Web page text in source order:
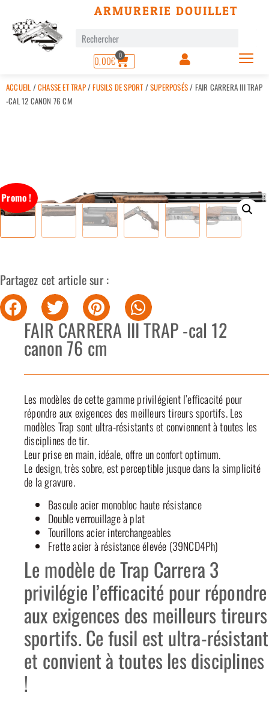
ARMURERIE DOUILLET
0,00€ 0
ACCUEIL /CHASSE ET TRAP/FUSILS DE SPORT /SUPERPOSÉS/ FAIR CARRERA III TRAP
-CAL 12 CANON 76 CM
Promo !
Partagez cet article sur :
FAIR CARRERA III TRAP -cal 12
canon 76 cm
Les modèles de cette gamme privilégient l’efficacité pour
répondre aux exigences des meilleurs tireurs sportifs. Les
modèles Trap sont ultra-résistants et conviennent à toutes les
disciplines de tir.
Leur prise en main, idéale, offre un confort optimum.
Le design, très sobre, est perceptible jusque dans la simplicité
de la gravure.
Bascule acier monobloc haute résistance
Double verrouillage à plat
Tourillons acier interchangeables
Frette acier à résistance élevée (39NCD4Ph)
Le modèle de Trap Carrera 3
privilégie l’efficacité pour répondre
aux exigences des meilleurs tireurs
sportifs. Ce fusil est ultra-résistant
et convient à toutes les disciplines
!